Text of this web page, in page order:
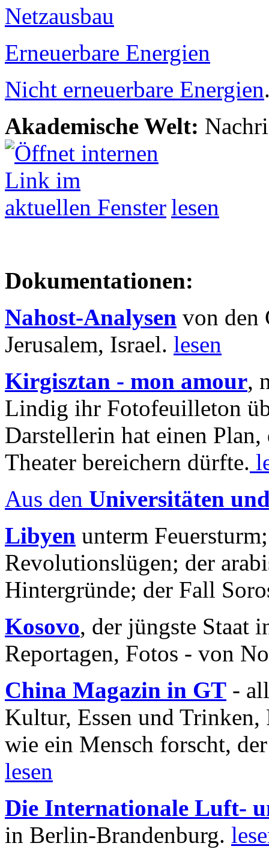
Netzausbau
Erneuerbare Energien
Nicht erneuerbare Energien
Akademische Welt:
lesen
Dokumentationen:
Nahost-Analysen von den
Jerusalem, Israel. lesen
Kirgisztan - mon amour,
Lindig ihr Fotofeuilleton
Darstellerin hat einen Plan,
Theater bereichern dürfte.
Aus den Universitäten
Libyen unterm
Revolutionslügen; der
Hintergründe; der Fall
Kosovo, der jüngste Staat
Reportagen, Fotos - von
China Magazin in GT -
Kultur, Essen und
wie ein Mensch forscht,
lesen
Die Internationale Luft-
in Berlin-Brandenburg.